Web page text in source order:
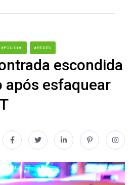
#POLÍCIA #REDES
escondida
após esfaquear